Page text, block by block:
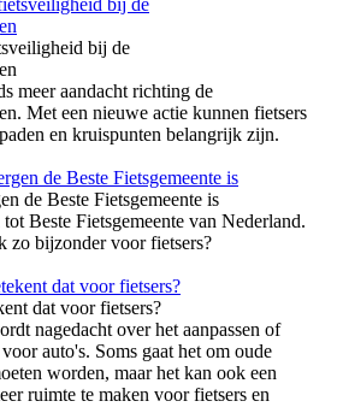
bij de
meer aandacht richting de
Met een nieuwe actie kunnen fietsers
en kruispunten belangrijk zijn.
de Beste Fietsgemeente is
Beste Fietsgemeente van Nederland.
zo bijzonder voor fietsers?
dat voor fietsers?
nagedacht over het aanpassen of
auto's. Soms gaat het om oude
worden, maar het kan ook een
ruimte te maken voor fietsers en